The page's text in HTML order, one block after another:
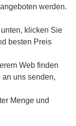
werden.
klicken Sie
besten Preis
Web finden
uns senden,
Menge und